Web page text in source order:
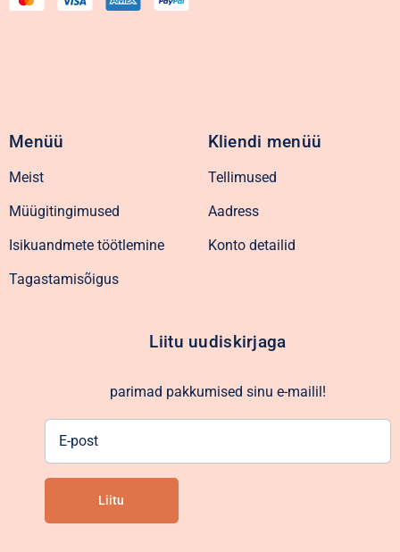
Menüü
Meist
Müügitingimused
Isikuandmete töötlemine
Tagastamisõigus
Kliendi menüü
Tellimused
Aadress
Konto detailid
Liitu uudiskirjaga
parimad pakkumised sinu e-mailil!
Liitu